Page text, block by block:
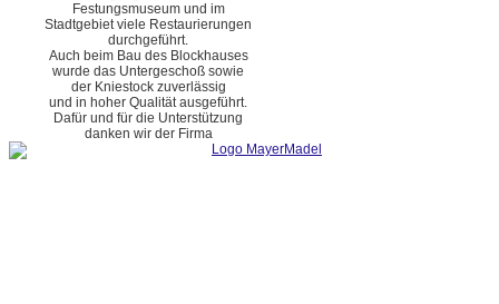
Festungsmuseum und im
Stadtgebiet viele Restaurierungen
durchgeführt.
Auch beim Bau des Blockhauses
wurde das Untergeschoß sowie
der Kniestock zuverlässig
und in hoher Qualität ausgeführt.
Dafür und für die Unterstützung
danken wir der Firma